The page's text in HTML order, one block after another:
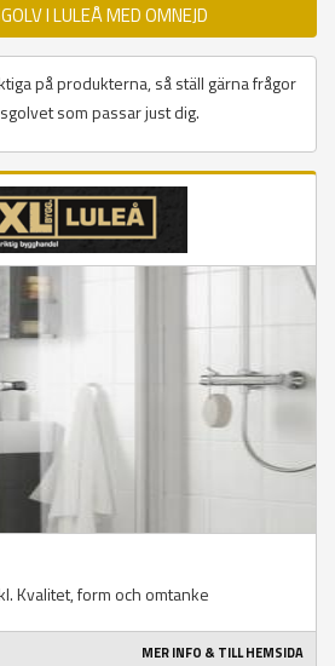
I LULEÅ MED OMNEJD
på produkterna, så ställ gärna frågor
som passar just dig.
Kvalitet, form och omtanke
MER INFO & TILL HEMSIDA